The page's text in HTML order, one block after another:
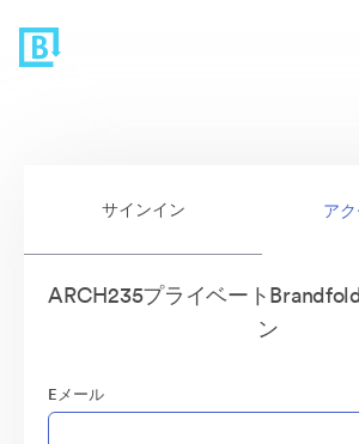
サインイン ア
ARCH235プライベート
ン
Eメール